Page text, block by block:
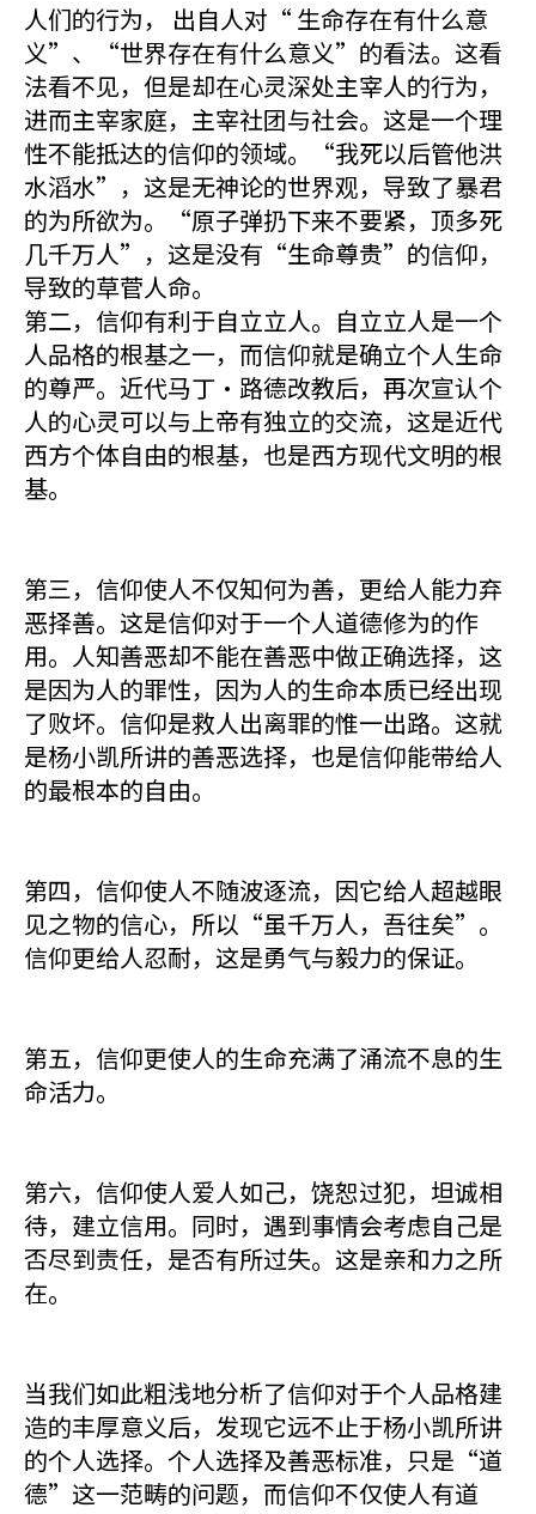
人们的行为， 出自人对“ 生命存在有什么意
义”、“世界存在有什么意义”的看法。这看
法看不见，但是却在心灵深处主宰人的行为，
进而主宰家庭，主宰社团与社会。这是一个理
性不能抵达的信仰的领域。“我死以后管他洪
水滔水”，这是无神论的世界观，导致了暴君
的为所欲为。“原子弹扔下来不要紧，顶多死
几千万人”，这是没有“生命尊贵”的信仰，
导致的草菅人命。
第二，信仰有利于自立立人。自立立人是一个
人品格的根基之一，而信仰就是确立个人生命
的尊严。近代马丁·路德改教后，再次宣认个
人的心灵可以与上帝有独立的交流，这是近代
西方个体自由的根基，也是西方现代文明的根
基。
第三，信仰使人不仅知何为善，更给人能力弃
恶择善。这是信仰对于一个人道德修为的作
用。人知善恶却不能在善恶中做正确选择，这
是因为人的罪性，因为人的生命本质已经出现
了败坏。信仰是救人出离罪的惟一出路。这就
是杨小凯所讲的善恶选择，也是信仰能带给人
的最根本的自由。
第四，信仰使人不随波逐流，因它给人超越眼
见之物的信心，所以“虽千万人，吾往矣”。
信仰更给人忍耐，这是勇气与毅力的保证。
第五，信仰更使人的生命充满了涌流不息的生
命活力。
第六，信仰使人爱人如己，饶恕过犯，坦诚相
待，建立信用。同时，遇到事情会考虑自己是
否尽到责任，是否有所过失。这是亲和力之所
在。
当我们如此粗浅地分析了信仰对于个人品格建
造的丰厚意义后，发现它远不止于杨小凯所讲
的个人选择。个人选择及善恶标准，只是“道
德”这一范畴的问题，而信仰不仅使人有道